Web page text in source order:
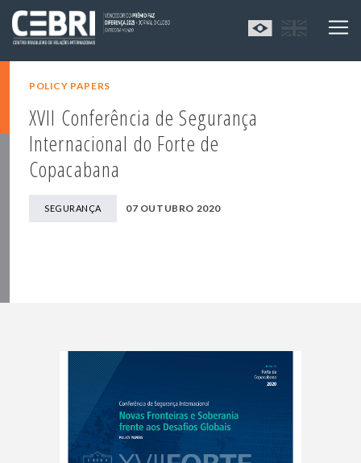
POLICY PAPERS
XVII Conferência de Segurança
Internacional do Forte de
Copacabana
SEGURANÇA 07 OUTUBRO 2020